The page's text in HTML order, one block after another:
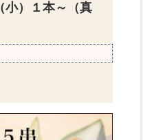
小）１本～（真